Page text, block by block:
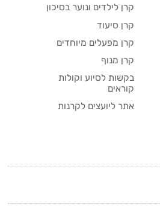
קרן לילדים ונוער בסיכון
קרן סיעוד
קרן מפעלים מיוחדים
קרן מנוף
בקשות לסיוע וקולות
קוראים
אתר ליועצים לקרנות